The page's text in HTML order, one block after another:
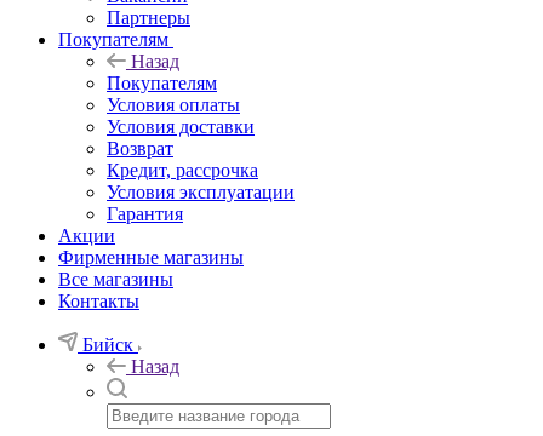
Партнеры
Покупателям
Назад
Покупателям
Условия оплаты
Условия доставки
Возврат
Кредит, рассрочка
Условия эксплуатации
Гарантия
Акции
Фирменные магазины
Все магазины
Контакты
Бийск
Назад